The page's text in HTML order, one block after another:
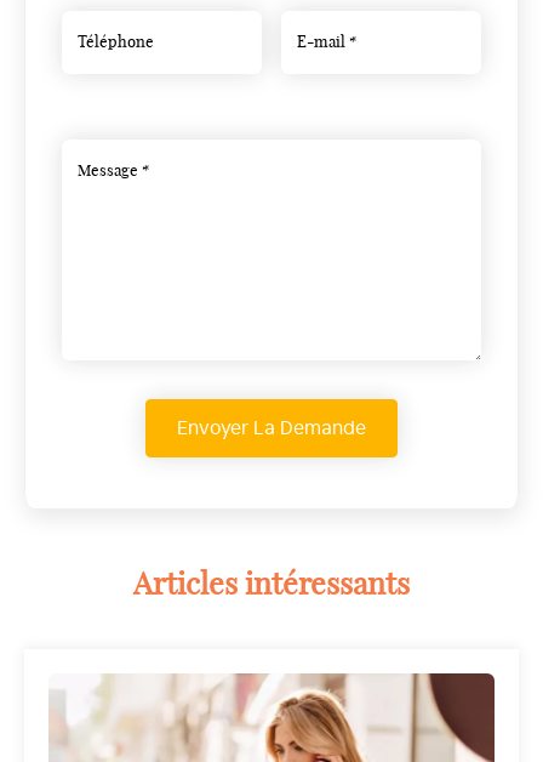
Articles intéressants